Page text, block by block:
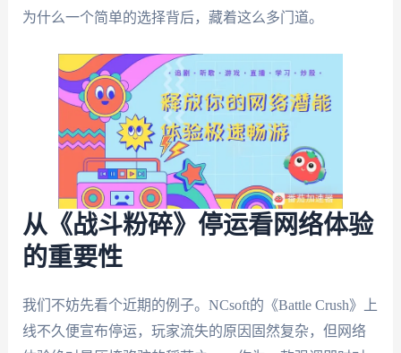
为什么一个简单的选择背后，藏着这么多门道。
从《战斗粉碎》停运看网络体验
的重要性
我们不妨先看个近期的例子。NCsoft的《Battle Crush》上
线不久便宣布停运，玩家流失的原因固然复杂，但网络